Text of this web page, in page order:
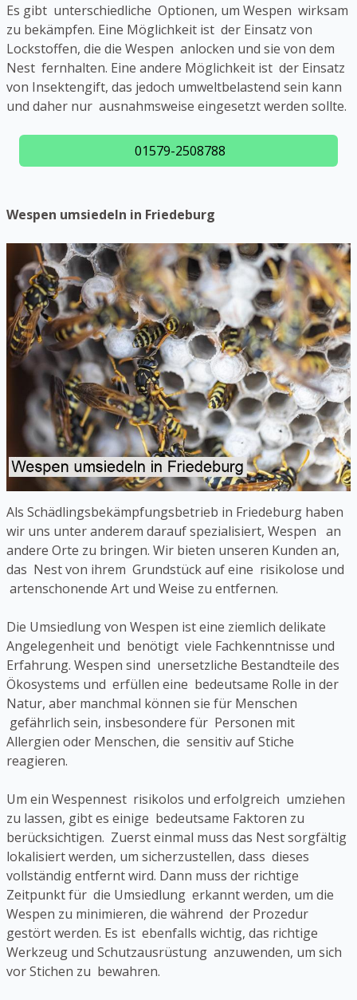
Es gibt unterschiedliche Optionen, um Wespen wirksam
zu bekämpfen. Eine Möglichkeit ist der Einsatz von
Lockstoffen, die die Wespen anlocken und sie von dem
Nest fernhalten. Eine andere Möglichkeit ist der Einsatz
von Insektengift, das jedoch umweltbelastend sein kann
und daher nur ausnahmsweise eingesetzt werden sollte.
01579-2508788
Wespen umsiedeln in Friedeburg
Als Schädlingsbekämpfungsbetrieb in Friedeburg haben
wir uns unter anderem darauf spezialisiert, Wespen an
andere Orte zu bringen. Wir bieten unseren Kunden an,
das Nest von ihrem Grundstück auf eine risikolose und
artenschonende Art und Weise zu entfernen.
Die Umsiedlung von Wespen ist eine ziemlich delikate
Angelegenheit und benötigt viele Fachkenntnisse und
Erfahrung. Wespen sind unersetzliche Bestandteile des
Ökosystems und erfüllen eine bedeutsame Rolle in der
Natur, aber manchmal können sie für Menschen
gefährlich sein, insbesondere für Personen mit
Allergien oder Menschen, die sensitiv auf Stiche
reagieren.
Um ein Wespennest risikolos und erfolgreich umziehen
zu lassen, gibt es einige bedeutsame Faktoren zu
berücksichtigen. Zuerst einmal muss das Nest sorgfältig
lokalisiert werden, um sicherzustellen, dass dieses
vollständig entfernt wird. Dann muss der richtige
Zeitpunkt für die Umsiedlung erkannt werden, um die
Wespen zu minimieren, die während der Prozedur
gestört werden. Es ist ebenfalls wichtig, das richtige
Werkzeug und Schutzausrüstung anzuwenden, um sich
vor Stichen zu bewahren.